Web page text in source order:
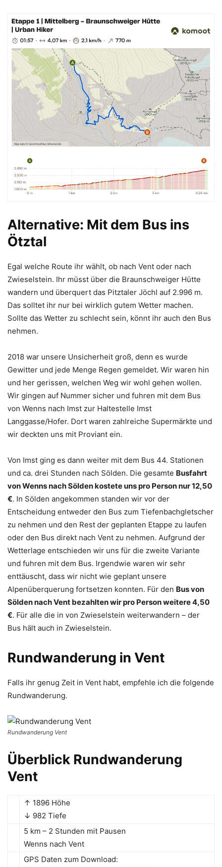
Alternative: Mit dem Bus ins
Ötztal
Egal welche Route ihr wählt, ob nach Vent oder nach
Zwieselstein. Ihr müsst über die Braunschweiger Hütte
wandern und überquert das Pitztaler Jöchl auf 2.996 m.
Das solltet ihr nur bei wirklich gutem Wetter machen.
Sollte das Wetter zu schlecht sein, könnt ihr auch den Bus
nehmen.
2018 war unsere Unsicherheit groß, denn es wurde
Gewitter und jede Menge Regen gemeldet. Wir waren hin
und her gerissen, welchen Weg wir wohl gehen wollen.
Wir gingen auf Nummer sicher und fuhren mit dem Bus
von Wenns nach Imst zur Haltestelle Imst
Langgasse/Hofer. Dort waren zahlreiche Supermärkte und
wir deckten uns mit Proviant ein.
Von Imst ging es dann weiter mit dem Bus 44. Stationen
und ca. drei Stunden nach Sölden. Die gesamte Busfahrt
von Wenns nach Sölden kostete uns pro Person nur 12,50
€. In Sölden angekommen standen wir vor der
Entscheidung entweder den Bus zum Tiefenbachgletscher
zu nehmen und den Rest der geplanten Etappe zu laufen
oder den Bus direkt nach Vent zu nehmen. Aufgrund der
Wetterlage entschieden wir uns für die zweite Variante
und fuhren mit dem Bus. Irgendwie waren wir sehr
enttäuscht, dass wir nicht wie geplant unsere
Alpenüberquerung fortsetzen konnten. Für den Bus von
Sölden nach Vent bezahlten wir pro Person weitere 4,50
€. Für alle die in von Zwieselstein weiterwandern – der
Bus hält auch in Zwieselstein.
Rundwanderung in Vent
Falls ihr genug Zeit in Vent habt, empfehle ich die folgende
Rundwanderung.
Rundwanderung Vent
Überblick Rundwanderung
Vent
↑ 1896 Höhe
↓ 982 Tiefe
5 km – 2 Stunden mit Pausen
Wenns nach Vent
GPS Daten zum Download: